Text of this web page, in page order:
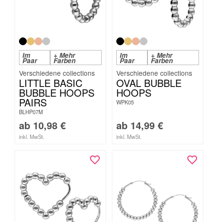
Im
Paar
+ Mehr
Farben
LITTLE BASIC
BUBBLE HOOPS
PAIRS
BLHP07M
ab 10,98 €
inkl. MwSt.
Im
Paar
+ Mehr
Farben
OVAL BUBBLE
HOOPS
WPK05
ab 14,99 €
inkl. MwSt.